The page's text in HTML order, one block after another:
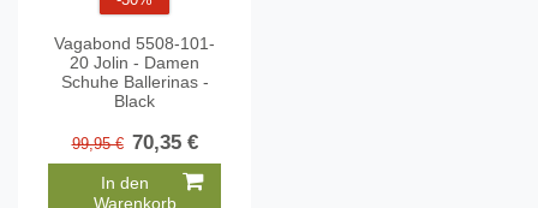
Vagabond 5508-101-
20 Jolin - Damen
Schuhe Ballerinas -
Black
99,95 € 70,35 €
In den
Warenkorb